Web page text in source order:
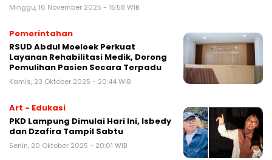
Minggu, 16 November 2025 - 15:58 WIB
Pemerintahan
RSUD Abdul Moeloek Perkuat
Layanan Rehabilitasi Medik, Dorong
Pemulihan Pasien Secara Terpadu
Kamis, 23 Oktober 2025 - 20:44 WIB
Art - Edukasi
PKD Lampung Dimulai Hari Ini, Isbedy
dan Dzafira Tampil Sabtu
Senin, 20 Oktober 2025 - 20:01 WIB